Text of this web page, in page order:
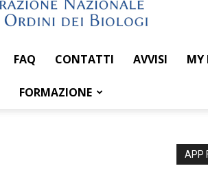
Federazione
FAQ CONTATTI AVVISI MY
FORMAZIONE
APP